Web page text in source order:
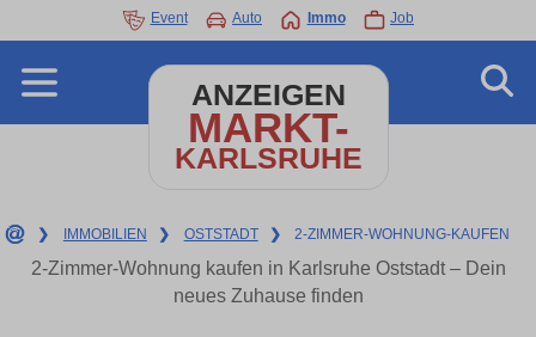
Event Auto Immo Job
ANZEIGEN
MARKT-
KARLSRUHE
❯ IMMOBILIEN ❯ OSTSTADT ❯ 2-ZIMMER-WOHNUNG-KAUFEN
2-Zimmer-Wohnung kaufen in Karlsruhe Oststadt – Dein
neues Zuhause finden